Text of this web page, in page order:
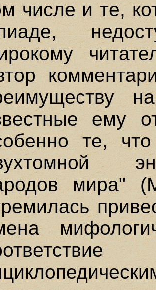
числе и те,
ему
те,
мира"